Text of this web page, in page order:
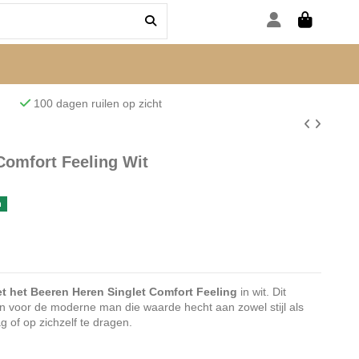
100 dagen ruilen op zicht
Feeling Wit
het Beeren Heren Singlet Comfort Feeling in wit. Dit
voor de moderne man die waarde hecht aan zowel stijl als
of op zichzelf te dragen.